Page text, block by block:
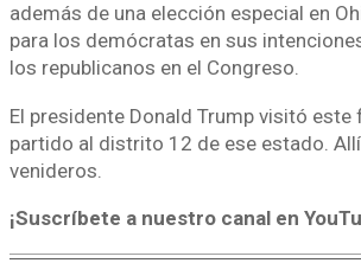
además de una elección especial en
para los demócratas en sus
los republicanos en el Congreso.
El presidente Donald Trump visitó
partido al distrito 12 de ese estado.
venideros.
¡Suscríbete a nuestro canal en